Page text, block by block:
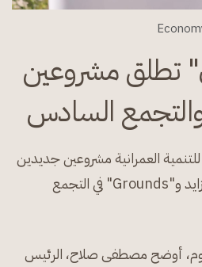
تطلق مشروعين
السادس
العمرانية مشروعين جديدين
هما "Bridges" في الشيخ زايد و"Grounds" في التجمع
أوضح مصطفى صلاح، الرئيس